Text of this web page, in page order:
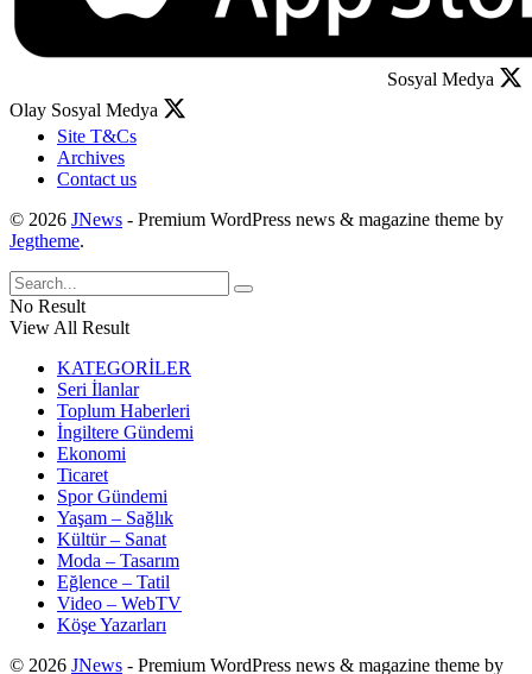
Sosyal Medya
Olay Sosyal Medya
Site T&Cs
Archives
Contact us
© 2026 JNews - Premium WordPress news & magazine theme by
Jegtheme.
No Result
View All Result
KATEGORİLER
Seri İlanlar
Toplum Haberleri
İngiltere Gündemi
Ekonomi
Ticaret
Spor Gündemi
Yaşam – Sağlık
Kültür – Sanat
Moda – Tasarım
Eğlence – Tatil
Video – WebTV
Köşe Yazarları
© 2026 JNews - Premium WordPress news & magazine theme by